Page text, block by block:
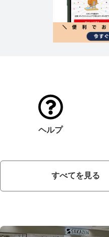
ヘルプ
すべてを見る